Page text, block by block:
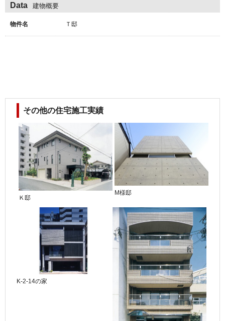
Data 建物概要
物件名 Ｔ邸
その他の住宅施工実績
Ｋ邸
M様邸
K-2-14の家